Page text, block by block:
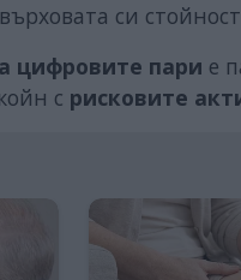
си
цифровите пари е
с рисковите